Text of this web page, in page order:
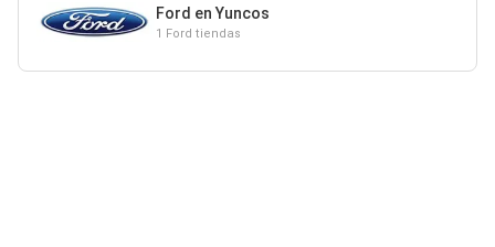
Ford en Yuncos
1 Ford tiendas